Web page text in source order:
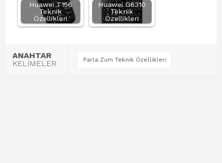
Huawei T156
Teknik
Özellikleri
Huawei G6310
Teknik
Özellikleri
ANAHTAR
KELİMELER
Parla Zum Teknik Özellikleri